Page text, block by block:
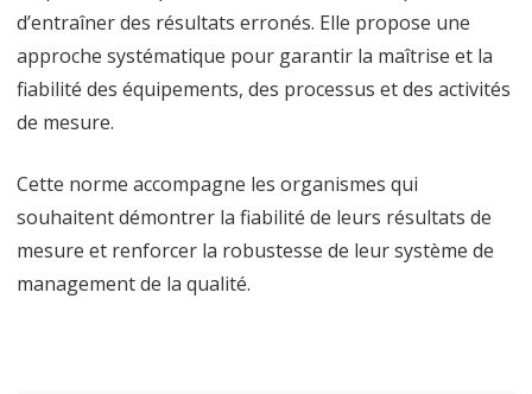
d’entraîner des résultats erronés. Elle propose une
approche systématique pour garantir la maîtrise et la
fiabilité des équipements, des processus et des activités
de mesure.
Cette norme accompagne les organismes qui
souhaitent démontrer la fiabilité de leurs résultats de
mesure et renforcer la robustesse de leur système de
management de la qualité.